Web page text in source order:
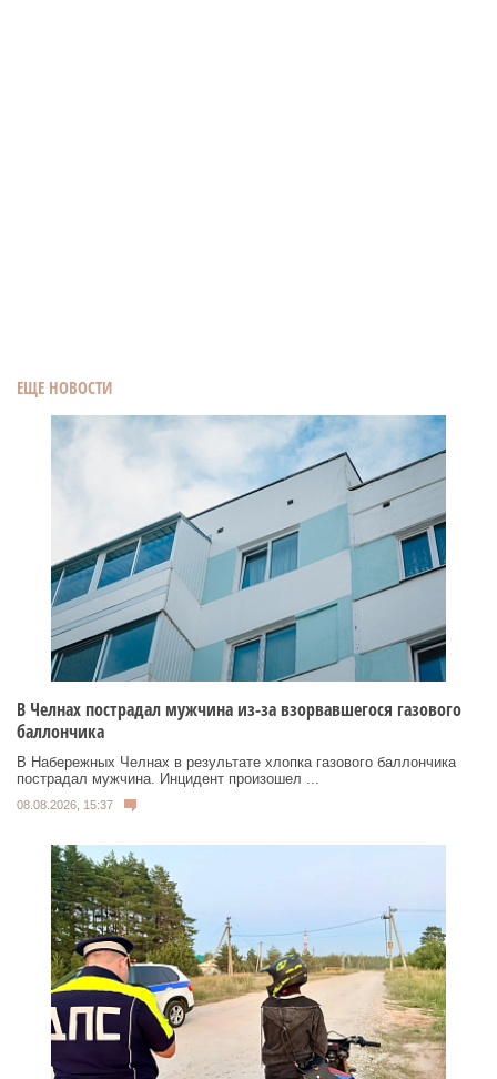
ЕЩЕ НОВОСТИ
В Челнах пострадал мужчина из-за взорвавшегося газового
баллончика
В Набережных Челнах в результате хлопка газового баллончика
пострадал мужчина. Инцидент произошел ...
08.08.2026, 15:37